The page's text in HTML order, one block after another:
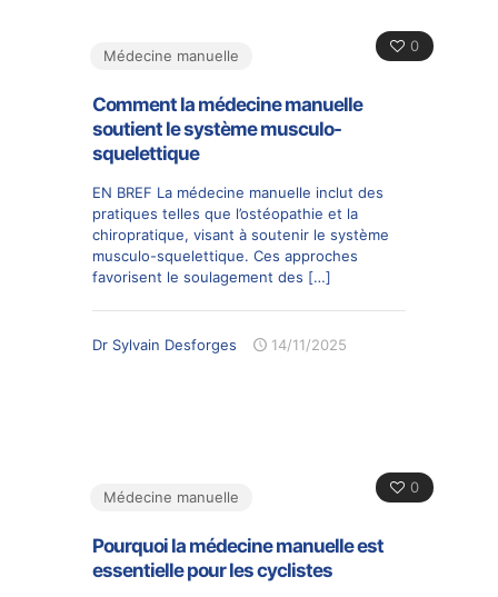
0
Médecine manuelle
Comment la médecine manuelle
soutient le système musculo-
squelettique
EN BREF La médecine manuelle inclut des
pratiques telles que l’ostéopathie et la
chiropratique, visant à soutenir le système
musculo-squelettique. Ces approches
favorisent le soulagement des […]
Dr Sylvain Desforges 14/11/2025
0
Médecine manuelle
Pourquoi la médecine manuelle est
essentielle pour les cyclistes